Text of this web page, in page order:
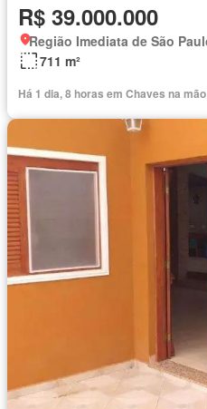
R$ 39.000.000
711 m²
Há 1 dia, 8 horas em Chaves na mão